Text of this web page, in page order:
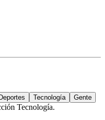
Deportes Tecnología Gente
Tecnología.